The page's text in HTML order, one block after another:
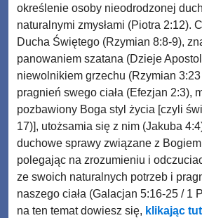
określenie osoby nieodrodzonej
naturalnymi zmysłami (Piotra 2:12).
Ducha Świętego (Rzymian 8:8-9),
panowaniem szatana (Dzieje
niewolnikiem grzechu (Rzymian
pragnień swego ciała (Efezjan 2:3),
pozbawiony Boga styl życia [czyli
17)], utożsamia się z nim (Jakuba
duchowe sprawy związane z
polegając na zrozumieniu i
ze swoich naturalnych potrzeb i
naszego ciała (Galacjan 5:16-25 / 1
na ten temat dowiesz się, klikając